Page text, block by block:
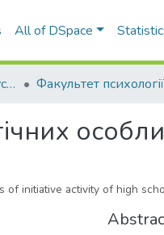
All of DSpace
01. Кваліфікаційні випускні роботи здобувачів вищої освіти
of initiative activity of high